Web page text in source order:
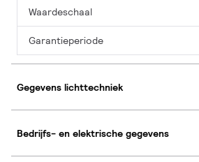
Waardeschaal
Garantieperiode
Gegevens lichttechniek
Bedrijfs- en elektrische gegevens